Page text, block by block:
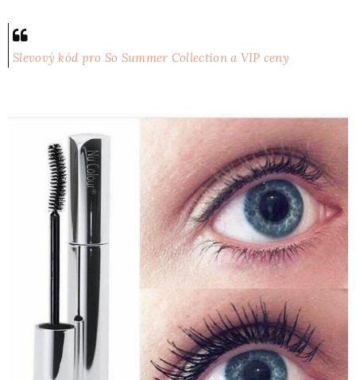
Slevový kód pro So Summer Collection a VIP ceny